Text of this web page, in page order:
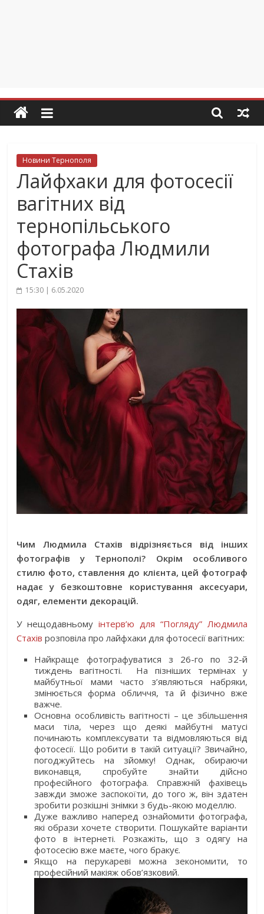
Новини Тернополя
Лайфхаки для фотосесії
вагітних від
тернопільського
фотографа Людмили
Стахів
15:30 | 6.05.2020
Чим Людмила Стахів відрізняється від інших
фотографів у Тернополі? Окрім особливого
стилю фото, ставлення до клієнта, цей фотограф
надає у безкоштовне користування аксесуари,
одяг, елементи декорацій.
У нещодавньомуінтерв’ю для “Погляду” Людмила
Стахів розповіла про лайфхаки для фотосесії вагітних:
Найкраще фотографуватися з 26-го по 32-й
тиждень вагітності. На пізніших термінах у
майбутньої мами часто з’являються набряки,
змінюється форма обличчя, та й фізично вже
важче.
Основна особливість вагітності – це збільшення
маси тіла, через що деякі майбутні матусі
починають комплексувати та відмовляються від
фотосесії. Що робити в такій ситуації? Звичайно,
погоджуйтесь на зйомку! Однак, обираючи
виконавця, спробуйте знайти дійсно
професійного фотографа. Справжній фахівець
завжди зможе заспокоїти, до того ж, він здатен
зробити розкішні знімки з будь-якою моделлю.
Дуже важливо наперед ознайомити фотографа,
які образи хочете створити. Пошукайте варіанти
фото в інтернеті. Розкажіть, що з одягу на
фотосесію вже маєте, чого бракує.
Якщо на перукареві можна зекономити, то
професійний макіяж обов’язковий.